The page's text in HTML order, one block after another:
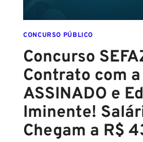
CONCURSO PÚBLICO
Concurso
Contrato com a
ASSINADO e
Iminente!
Chegam a R$